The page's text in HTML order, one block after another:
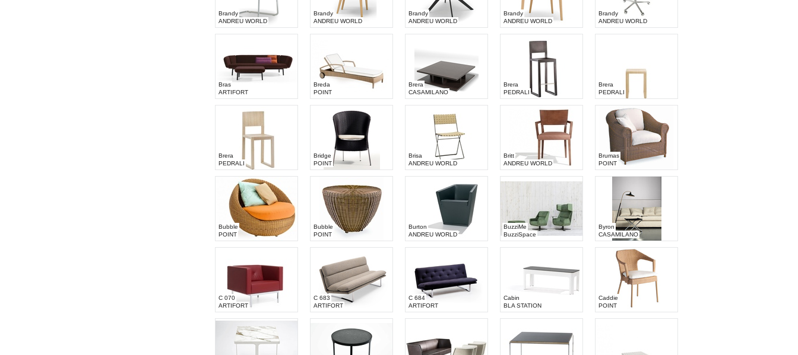
Brandy
ANDREU WORLD
Brandy
ANDREU WORLD
Brandy
ANDREU WORLD
Brandy
ANDREU WORLD
Brandy
ANDREU WORLD
Bras
ARTIFORT
Breda
POINT
Brera
CASAMILANO
Brera
PEDRALI
Brera
PEDRALI
Brera
PEDRALI
Bridge
POINT
Brisa
ANDREU WORLD
Britt
ANDREU WORLD
Brumas
POINT
Bubble
POINT
Bubble
POINT
Burton
ANDREU WORLD
BuzziMe
BuzziSpace
Byron
CASAMILANO
C 070
ARTIFORT
C 683
ARTIFORT
C 684
ARTIFORT
Cabin
BLA STATION
Caddie
POINT